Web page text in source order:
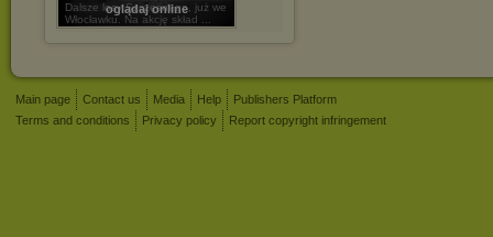
oglądaj online
Dalsze losy Szczęsnego, już we
Włocławku. Na akcję skład ...
Main page Contact us Media Help
Publishers Platform
Terms and conditions
Privacy policy Report copyright infringement